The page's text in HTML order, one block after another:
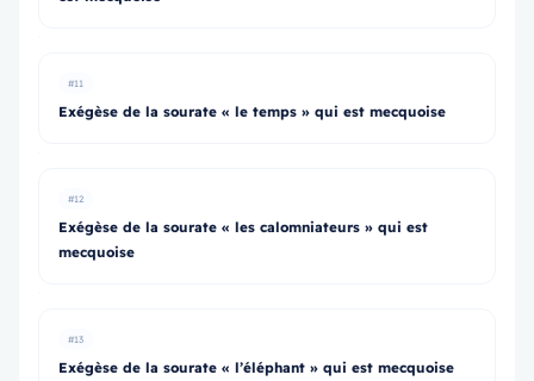
#11
Exégèse de la sourate « le temps » qui est mecquoise
#12
Exégèse de la sourate « les calomniateurs » qui est
mecquoise
#13
Exégèse de la sourate « l’éléphant » qui est mecquoise